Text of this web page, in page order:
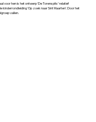
voor hen is het ontwerp ‘De Torenspits’ relatief
‘Op zoek naar Sint Maarten’. Door het
vallen.